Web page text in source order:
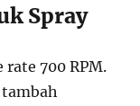
Spray
rate 700 RPM.